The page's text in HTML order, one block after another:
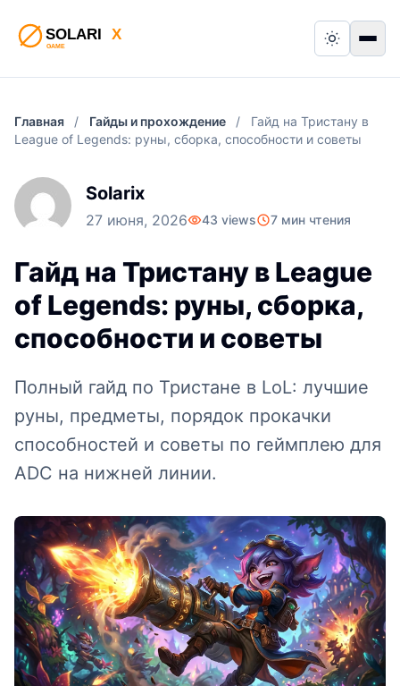
Switch to
Главная / Гайды и прохождение /
Гайд на Тристану в
League of Legends: руны, сборка, способности и советы
Solarix
27 июня, 2026 43 views 7 мин чтения
Гайд на Тристану в League
of Legends: руны, сборка,
способности и советы
Полный гайд по Тристане в LoL: лучшие
руны, предметы, порядок прокачки
способностей и советы по геймплею для
ADC на нижней линии.